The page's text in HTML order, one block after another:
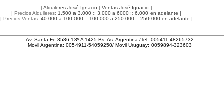
| Alquileres José Ignacio | Ventas José Ignacio |
| Precios Alquileres: 1.500 a 3.000 :: 3.000 a 6000 :: 6.000 en adelante |
| Precios Ventas: 40.000 a 100.000 :: 100.000 a 250.000 :: 250.000 en adelante |
Av. Santa Fe 3586 13º A 1425 Bs. As. Argentina /Tel: 005411-48265732
Movil Argentina: 0054911-54059250/ Movil Uruguay: 0059894-323603